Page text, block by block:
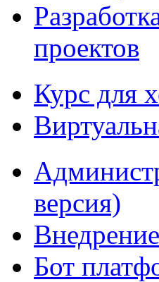
проектов
Курс для
версия)
Бот